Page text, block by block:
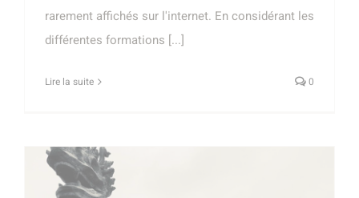
rarement affichés sur l'internet. En considérant les
différentes formations [...]
Lire la suite 0